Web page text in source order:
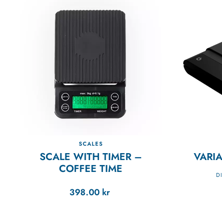
SCALES
SCALE WITH TIMER –
COFFEE TIME
398.00 kr